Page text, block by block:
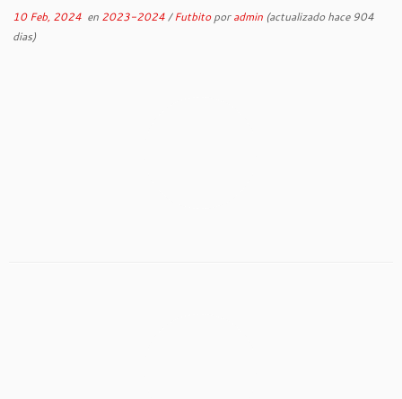
10 Feb, 2024 en 2023-2024/Futbitoporadmin (actualizado hace 904
dias)